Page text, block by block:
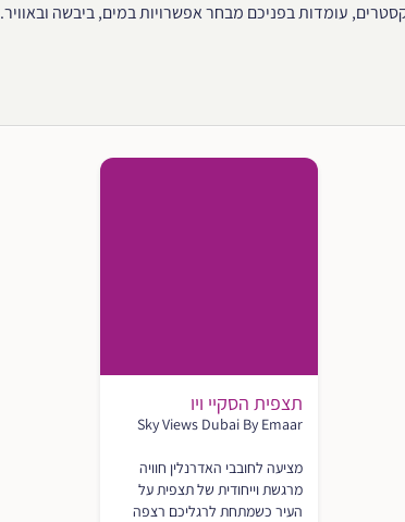
עומדות בפניכם מבחר אפשרויות במים, ביבשה ובאוויר.
תצפית הסקיי ויו
Sky Views Dubai By Emaar
מציעה לחובבי האדרנלין חוויה
מרגשת וייחודית של תצפית על
העיר כשמתחת לרגליכם רצפה